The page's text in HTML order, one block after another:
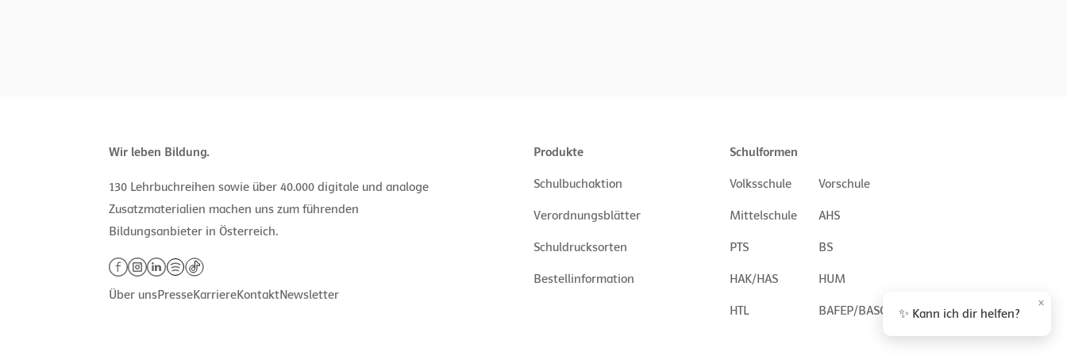
Wir leben Bildung.
130 Lehrbuchreihen sowie über 40.000 digitale und analoge
Zusatzmaterialien machen uns zum führenden
Bildungsanbieter in Österreich.
Über unsPresseKarriereKontaktNewsletter
Produkte
Schulbuchaktion
Verordnungsblätter
Schuldrucksorten
Bestellinformation
Schulformen
Volksschule Vorschule
Mittelschule AHS
PTS BS
HAK/HAS HUM
HTL BAFEP/BASOP ✨ Kann ich dir helfen?
×